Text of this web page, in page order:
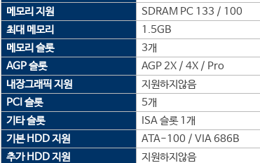
메모리 지원
SDRAM PC 133 / 100
최대 메모리
1.5GB
메모리 슬롯
3개
AGP 슬롯
AGP 2X / 4X / Pro
내장그래픽 지원
지원하지않음
PCI 슬롯
5개
기타 슬롯
ISA 슬롯 1개
기본 HDD 지원
ATA-100 / VIA 686B
추가 HDD 지원
지원하지않음